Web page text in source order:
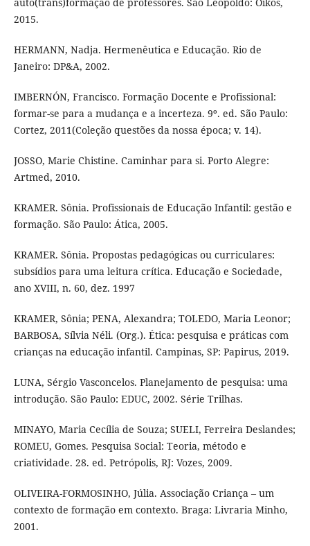
2015.
HERMANN, Nadja. Hermenêutica e Educação. Rio de
Janeiro: DP&A, 2002.
IMBERNÓN, Francisco. Formação Docente e Profissional:
formar-se para a mudança e a incerteza. 9º. ed. São Paulo:
Cortez, 2011(Coleção questões da nossa época; v. 14).
JOSSO, Marie Chistine. Caminhar para si. Porto Alegre:
Artmed, 2010.
KRAMER. Sônia. Profissionais de Educação Infantil: gestão e
formação. São Paulo: Ática, 2005.
KRAMER. Sônia. Propostas pedagógicas ou curriculares:
subsídios para uma leitura crítica. Educação e Sociedade,
ano XVIII, n. 60, dez. 1997
KRAMER, Sônia; PENA, Alexandra; TOLEDO, Maria Leonor;
BARBOSA, Sílvia Néli. (Org.). Ética: pesquisa e práticas com
crianças na educação infantil. Campinas, SP: Papirus, 2019.
LUNA, Sérgio Vasconcelos. Planejamento de pesquisa: uma
introdução. São Paulo: EDUC, 2002. Série Trilhas.
MINAYO, Maria Cecília de Souza; SUELI, Ferreira Deslandes;
ROMEU, Gomes. Pesquisa Social: Teoria, método e
criatividade. 28. ed. Petrópolis, RJ: Vozes, 2009.
OLIVEIRA-FORMOSINHO, Júlia. Associação Criança – um
contexto de formação em contexto. Braga: Livraria Minho,
2001.